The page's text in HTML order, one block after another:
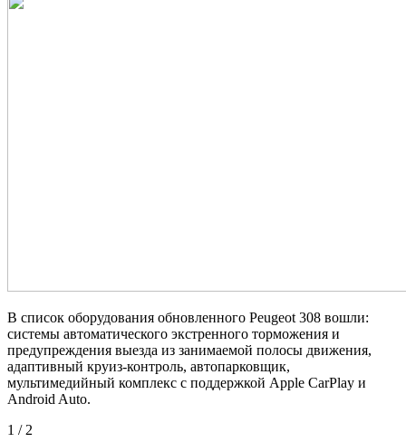
В список оборудования обновленного Peugeot 308 вошли:
системы автоматического экстренного торможения и
предупреждения выезда из занимаемой полосы движения,
адаптивный круиз-контроль, автопарковщик,
мультимедийный комплекс с поддержкой Apple CarPlay и
Android Auto.
1 / 2